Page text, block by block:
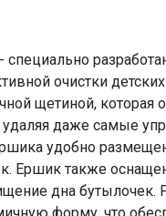
очистки
щетиной, которая
удаляя даже самые
удобно
Ершик также
дна бутылочек.